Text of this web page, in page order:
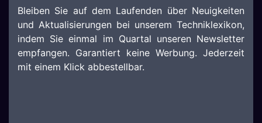
Bleiben Sie auf dem Laufenden über Neuigkeiten
und Aktualisierungen bei unserem Techniklexikon,
indem Sie einmal im Quartal unseren Newsletter
empfangen. Garantiert keine Werbung. Jederzeit
mit einem Klick abbestellbar.